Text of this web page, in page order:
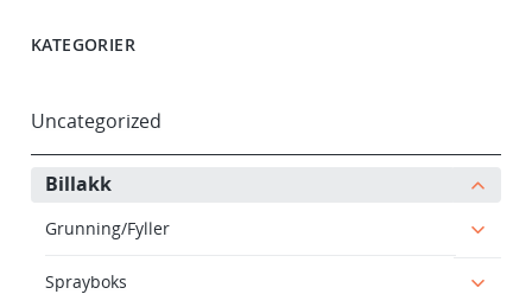
KATEGORIER
Uncategorized
Billakk
Grunning/Fyller
Sprayboks